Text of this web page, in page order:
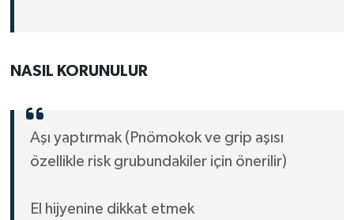
NASIL KORUNULUR
Aşı yaptırmak (Pnömokok ve grip aşısı
özellikle risk grubundakiler için önerilir)
El hijyenine dikkat etmek